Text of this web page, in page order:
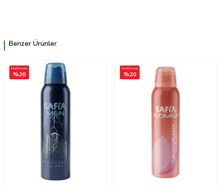
Benzer Ürünler
İndirim
%20
İndirim
%20